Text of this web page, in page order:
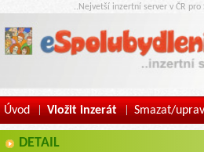
..Nejvetší inzertní server v ČR pro
Úvod | Vložit inzerát | Smazat/
DETAIL